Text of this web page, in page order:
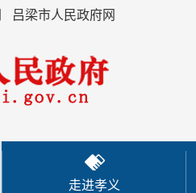
吕梁市人民政府网
走进孝义